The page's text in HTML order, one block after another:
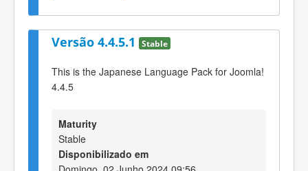
Versão 4.4.5.1 Stable
This is the Japanese Language Pack for Joomla!
4.4.5
Maturity
Stable
Disponibilizado em